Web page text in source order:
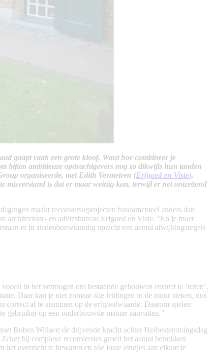
gaapt vaak een grote kloof. Want hoe combineer je
bijten ambitieuze opdrachtgevers nog zo dikwijls hun tanden
organiseerde, met Edith Vermeiren (Erfgoed en Visie),
misverstand is dat er maar weinig kan, terwijl er net ontzettend
maakt reconversieprojecten fundamenteel anders dan
architectuur- en adviesbureau Erfgoed en Visie. “En je moet
er in stedenbouwkundig opzicht een aantal afwijkingsregels
in het vermogen om bestaande gebouwen correct te ‘lezen’.
Daar kan je niet zomaar alle leidingen in de muur steken, dus
af te stemmen op de erfgoedwaarde. Daarom spelen
gebruiker op een onderbouwde manier aanvatten.”
Ruben Willaert de drijvende kracht achter Herbestemmingsdag
bij complexe reconversies groeit het aantal betrokken
overzicht te bewaren en alle losse eindjes aan elkaar te